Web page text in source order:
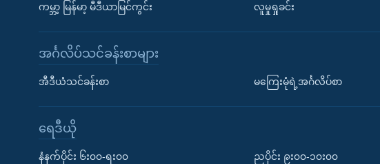
ကမ္ဘာ့ မြန်မာ့ မီဒီယာမြင်ကွင်း လူမှုရှုခင်း
အင်္ဂလိပ်သင်ခန်းစာများ
အီဒီယံသင်ခန်းစာ မကြေးမုံရဲ့အင်္ဂလိပ်စာ
ရေဒီယို
နံနက်ပိုင်း ၆း၀၀-ရး၀၀ ညပိုင်း ၉း၀၀-၁၀း၀၀